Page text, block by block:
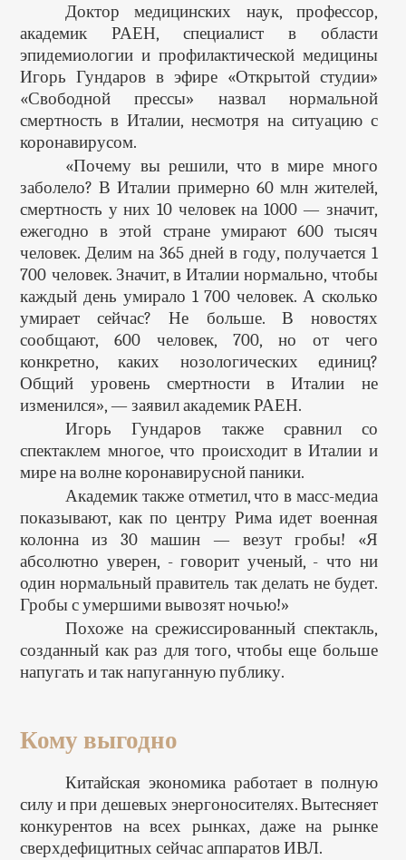
Доктор медицинских наук, профессор,
академик РАЕН, специалист в области
эпидемиологии и профилактической медицины
Игорь Гундаров в эфире «Открытой студии»
«Свободной прессы» назвал нормальной
смертность в Италии, несмотря на ситуацию с
коронавирусом.
«Почему вы решили, что в мире много
заболело? В Италии примерно 60 млн жителей,
смертность у них 10 человек на 1000 — значит,
ежегодно в этой стране умирают 600 тысяч
человек. Делим на 365 дней в году, получается 1
700 человек. Значит, в Италии нормально, чтобы
каждый день умирало 1 700 человек. А сколько
умирает сейчас? Не больше. В новостях
сообщают, 600 человек, 700, но от чего
конкретно, каких нозологических единиц?
Общий уровень смертности в Италии не
изменился», — заявил академик РАЕН.
Игорь Гундаров также сравнил со
спектаклем многое, что происходит в Италии и
мире на волне коронавирусной паники.
Академик также отметил, что в масс-медиа
показывают, как по центру Рима идет военная
колонна из 30 машин — везут гробы! «Я
абсолютно уверен, - говорит ученый, - что ни
один нормальный правитель так делать не будет.
Гробы с умершими вывозят ночью!»
Похоже на срежиссированный спектакль,
созданный как раз для того, чтобы еще больше
напугать и так напуганную публику.
Кому выгодно
Китайская экономика работает в полную
силу и при дешевых энергоносителях. Вытесняет
конкурентов на всех рынках, даже на рынке
сверхдефицитных сейчас аппаратов ИВЛ.